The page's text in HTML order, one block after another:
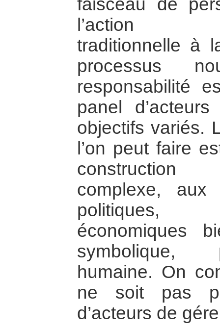
faisceau de
l’action
traditionnelle à
processus
responsabilité
panel
objectifs variés.
l’on peut faire
construction
complexe,
politiques,
économiques
symbolique,
humaine. On
ne soit pas
d’acteurs de